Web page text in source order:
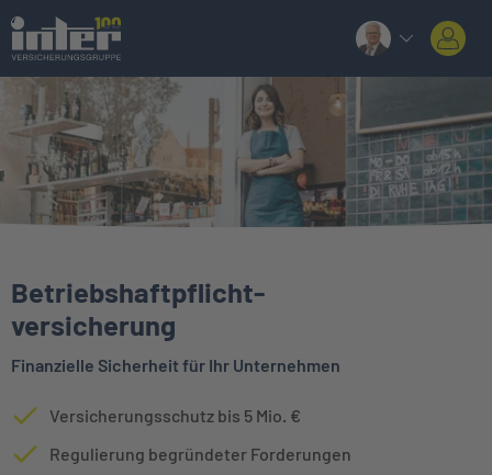
Betriebshaftpflicht-
versicherung
Finanzielle Sicherheit für Ihr Unternehmen
Versicherungsschutz bis 5 Mio. €
Regulierung begründeter Forderungen